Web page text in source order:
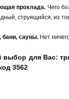
прохлада. Чего
струящийся, из
бани, сауны. Нет
для Вас:
3562